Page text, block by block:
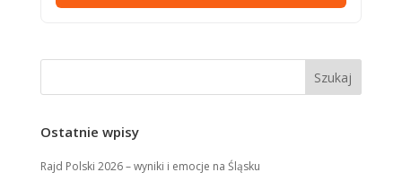
Ostatnie wpisy
Rajd Polski 2026 – wyniki i emocje na Śląsku